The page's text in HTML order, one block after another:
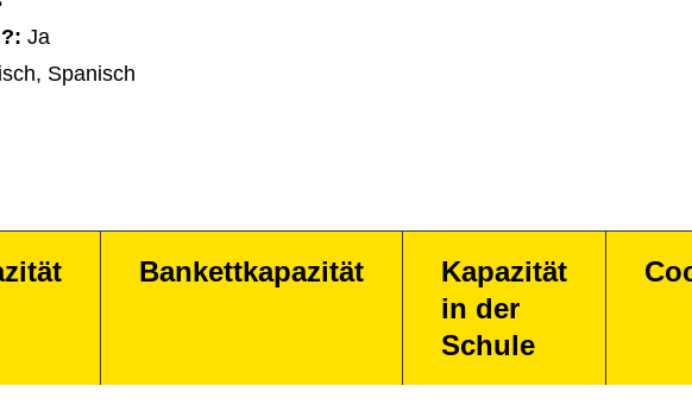
Ja
Spanisch
Bankettkapazität
Kapazität
in der
Schule